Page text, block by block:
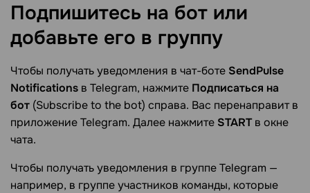
Подпишитесь на бот или
добавьте его в группу
Чтобы получать уведомления в чат-боте SendPulse
Notifications в Telegram, нажмите Подписаться на
бот (Subscribe to the bot) справа. Вас перенаправит в
приложение Telegram. Далее нажмите STARTв окне
чата.
Чтобы получать уведомления в группе Telegram —
например, в группе участников команды, которые